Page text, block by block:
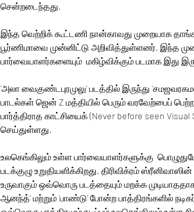
சென்றடைந்தது.
இந்த வெற்றிக் கூட்டணி நான்காவது முறையாக
பூர்ணிமாவை முன்னிட்டு அறிவித்துள்ளனர். இந்த
பார்வையாளர்களையும்  மகிழ்விக்கும் படமாக இது
'அலா வைகுண்டபுரமுலு' படத்தில் இருந்து
பாடல்கள் ஜென் Z மத்தியில் பெரும் வரவேற்பைப்
பார்த்திராத காட்சியைக் (Never before seen
செய்துள்ளது.
உலகெங்கிலும் உள்ள பார்வையாளர்களுக்கு
படக்குழு உறுதியளிக்கிறது. திரிவிக்ரம்
உருவாகும் ஒவ்வொரு படத்தையும் மறக்க
ஆனந்த்' மற்றும் 'பாண்டு' போன்ற பாத்திரங்களில்